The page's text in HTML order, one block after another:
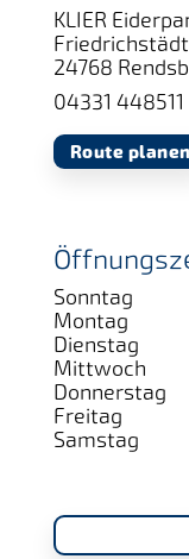
KLIER
24768
04331 448511
Route planen
Sonntag
Montag
Dienstag
Mittwoch
Donnerstag
Freitag
Samstag